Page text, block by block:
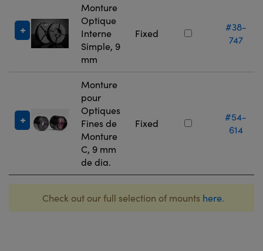
Monture
Optique
Interne
Simple, 9
mm
Fixed
#38-
747
Monture
pour
Optiques
Fines de
Monture
C, 9 mm
de dia.
Fixed
#54-
614
Check out our full selection of mounts here.